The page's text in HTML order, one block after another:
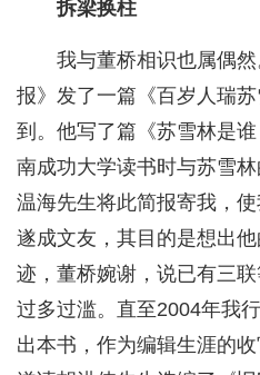
拆梁换柱
我与董桥相识也属偶
报》发了一篇《百岁人瑞
到。他写了篇《苏雪林是
南成功大学读书时与苏雪
温海先生将此简报寄我，
遂成文友，其目的是想出
迹，董桥婉谢，说已有三
过多过滥。直至2004年我
出本书，作为编辑生涯的